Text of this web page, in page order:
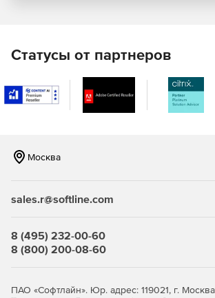
специалистам в области гидрологии
для принятия обоснованных решений в
водоуправления, охраны водных ресурсов
предотвращения чрезвычайных ситуаций,
Статусы от партнеров
Москва
sales.r@softline.com
8 (495) 232-00-60
8 (800) 200-08-60
ПАО «Софтлайн». Юр. адрес: 119021, г.